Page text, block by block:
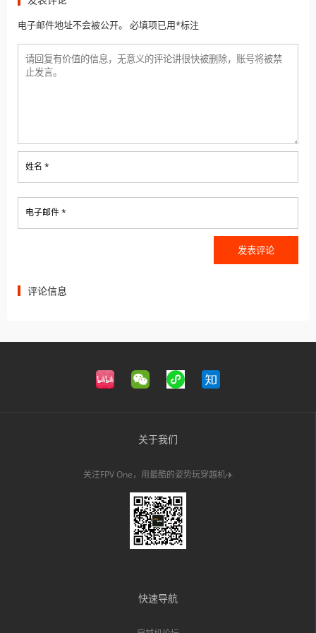
电子邮件地址不会被公开。 必填项已用*标注
姓名 *
电子邮件 *
评论信息
关于我们
关注FPV One，用最酷的姿势玩穿越机✈️
快速导航